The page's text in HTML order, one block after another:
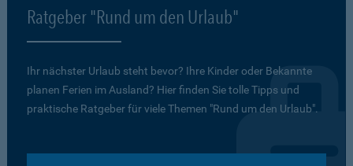
Ratgeber "Rund um den Urlaub"
Ihr nächster Urlaub steht bevor? Ihre Kinder oder Bekannte
planen Ferien im Ausland? Hier finden Sie tolle Tipps und
praktische Ratgeber für viele Themen "Rund um den Urlaub".